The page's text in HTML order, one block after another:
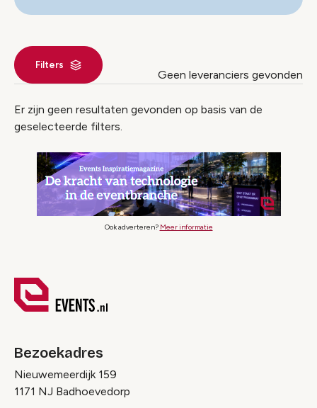
Filters
Geen leveranciers gevonden
Leverancier index
Er zijn geen resultaten gevonden op basis van de
geselecteerde filters.
Ook adverteren? Meer informatie
Bezoekadres
Nieuwemeerdijk 159
1171 NJ Badhoevedorp